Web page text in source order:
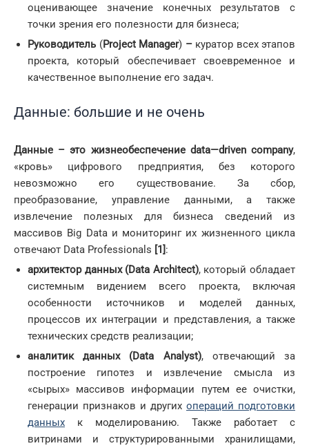
оценивающее значение конечных результатов с
точки зрения его полезности для бизнеса;
Руководитель (Project Manager) –куратор всех этапов
проекта, который обеспечивает своевременное и
качественное выполнение его задач.
Данные: большие и не очень
Данные – это жизнеобеспечение data—driven company,
«кровь» цифрового предприятия, без которого
невозможно его существование. За сбор,
преобразование, управление данными, а также
извлечение полезных для бизнеса сведений из
массивов Big Data и мониторинг их жизненного цикла
отвечают Data Professionals [1]:
архитектор данных (Data Architect), который обладает
системным видением всего проекта, включая
особенности источников и моделей данных,
процессов их интеграции и представления, а также
технических средств реализации;
аналитик данных (Data Analyst), отвечающий за
построение гипотез и извлечение смысла из
«сырых» массивов информации путем ее очистки,
генерации признаков и других операций подготовки
данных к моделированию. Также работает с
витринами и структурированными хранилищами,